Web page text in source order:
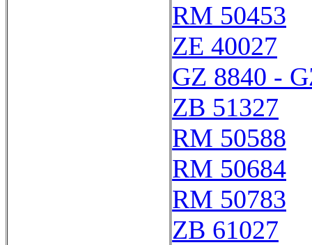
RM 50453
ZE 40027
GZ 8840 -
ZB 51327
RM 50588
RM 50684
RM 50783
ZB 61027